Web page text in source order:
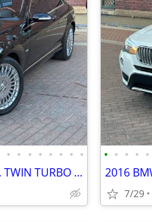
• • • • • • • •
2007 MERCEDES CL600 COUPE. TWIN TURBO V-12. CLEAN! FAST! 510HP!
• • • • •
7/29